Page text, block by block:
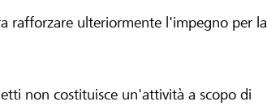
rafforzare ulteriormente l'impegno per la
non costituisce un'attività a scopo di